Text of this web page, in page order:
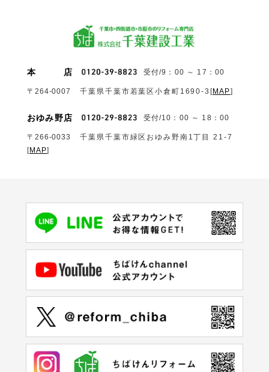
本 店 受付/9：00 ～ 17：00
〒264-0007 千葉県千葉市若葉区小倉町1690‐3 [MAP]
おゆみ野店 受付/10：00 ～ 18：00
〒266-0033
千葉県千葉市緑区おゆみ野南1丁目 21-7
[MAP]